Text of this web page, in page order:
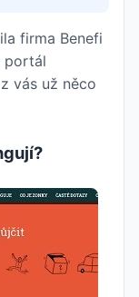
firma Benefi
portál
vás už něco